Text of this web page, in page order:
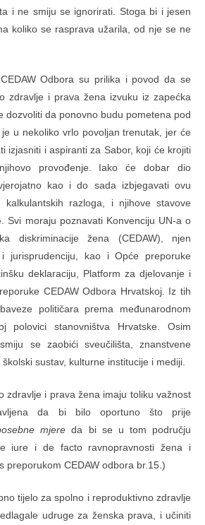
i ne smiju se ignorirati. Stoga bi i jesen
koliko se rasprava užarila, od nje se ne
Odbora su prilika i povod da se
zdravlje i prava žena izvuku iz zapećka
dozvoliti da ponovno budu pometena pod
u nekoliko vrlo povoljan trenutak, jer će
izjasniti i aspiranti za Sabor, koji će krojiti
provođenje. Iako će dobar dio
kao i do sada izbjegavati ovu
razloga, i njihove stavove
Svi moraju poznavati Konvenciju UN-a o
diskriminacije žena (CEDAW), njen
i jurisprudenciju, kao i Opće preporuke
deklaraciju, Platform za djelovanje i
CEDAW Odbora Hrvatskoj. Iz tih
političara prema međunarodnom
polovici stanovništva Hrvatske. Osim
se zaobići sveučilišta, znanstvene
sustav, kulturne institucije i mediji.
zdravlje i prava žena imaju toliku važnost
da bi bilo oportuno što prije
mjere da bi se u tom području
iure i de facto ravnopravnosti žena i
preporukom CEDAW odbora br.15.)
tijelo za spolno i reproduktivno zdravlje
udruge za ženska prava, i učiniti